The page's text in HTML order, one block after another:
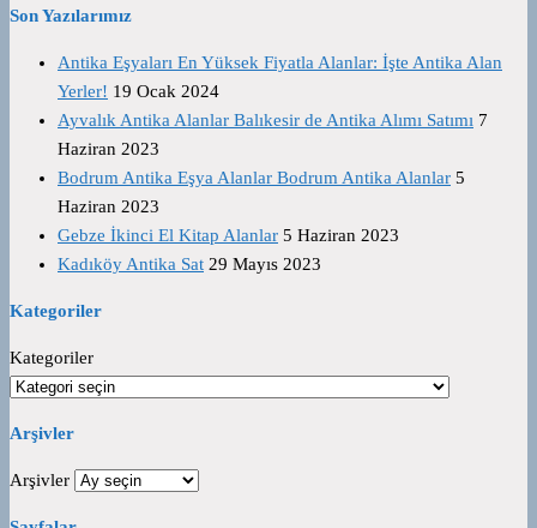
Son Yazılarımız
Antika Eşyaları En Yüksek Fiyatla Alanlar: İşte Antika Alan
Yerler! 19 Ocak 2024
Ayvalık Antika Alanlar Balıkesir de Antika Alımı Satımı 7
Haziran 2023
Bodrum Antika Eşya Alanlar Bodrum Antika Alanlar 5
Haziran 2023
Gebze İkinci El Kitap Alanlar 5 Haziran 2023
Kadıköy Antika Sat 29 Mayıs 2023
Kategoriler
Kategoriler
Arşivler
Arşivler